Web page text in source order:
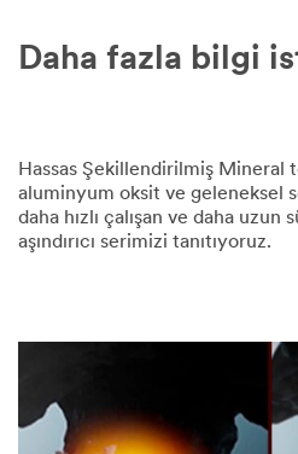
Daha fazla bilgi
Hassas Şekillendirilmiş Mineral
aluminyum oksit ve geleneksel
daha hızlı çalışan ve daha
aşındırıcı serimizi tanıtıyoruz.